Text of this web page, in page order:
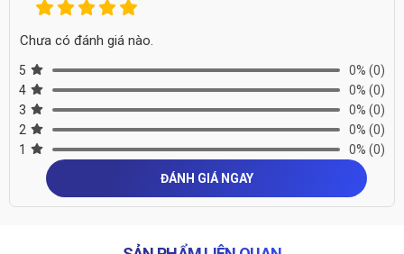
Chưa có đánh giá nào.
5 0% (0)
4
0% (0)
3
0% (0)
2
0% (0)
1
0% (0)
ĐÁNH GIÁ NGAY